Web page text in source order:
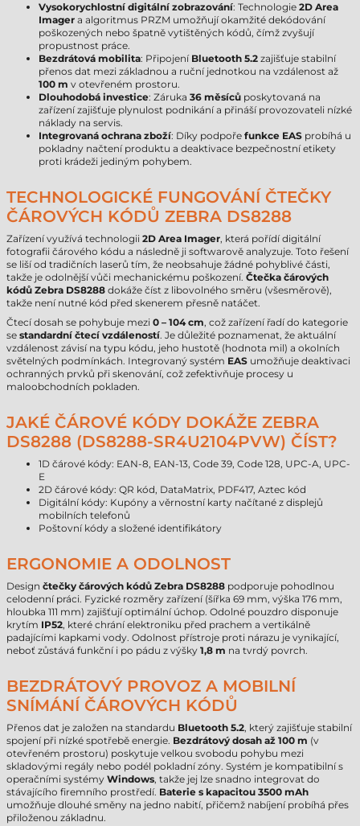
Vysokorychlostní digitální zobrazování: Technologie 2D Area
Imager a algoritmus PRZM umožňují okamžité dekódování
poškozených nebo špatně vytištěných kódů, čímž zvyšují
propustnost práce.
Bezdrátová mobilita: Připojení Bluetooth 5.2 zajišťuje stabilní
přenos dat mezi základnou a ruční jednotkou na vzdálenost až
100 m v otevřeném prostoru.
Dlouhodobá investice: Záruka 36 měsíců poskytovaná na
zařízení zajišťuje plynulost podnikání a přináší provozovateli nízké
náklady na servis.
Integrovaná ochrana zboží: Díky podpoře funkce EAS probíhá u
pokladny načtení produktu a deaktivace bezpečnostní etikety
proti krádeži jediným pohybem.
TECHNOLOGICKÉ FUNGOVÁNÍ ČTEČKY
ČÁROVÝCH KÓDŮ ZEBRA DS8288
Zařízení využívá technologii 2D Area Imager, která pořídí digitální
fotografii čárového kódu a následně ji softwarově analyzuje. Toto řešení
se liší od tradičních laserů tím, že neobsahuje žádné pohyblivé části,
takže je odolnější vůči mechanickému poškození. Čtečka čárových
kódů Zebra DS8288 dokáže číst z libovolného směru (všesměrově),
takže není nutné kód před skenerem přesně natáčet.
Čtecí dosah se pohybuje mezi 0 – 104 cm, což zařízení řadí do kategorie
se standardní čtecí vzdáleností. Je důležité poznamenat, že aktuální
vzdálenost závisí na typu kódu, jeho hustotě (hodnota mil) a okolních
světelných podmínkách. Integrovaný systém EAS umožňuje deaktivaci
ochranných prvků při skenování, což zefektivňuje procesy u
maloobchodních pokladen.
JAKÉ ČÁROVÉ KÓDY DOKÁŽE ZEBRA
DS8288 (DS8288-SR4U2104PVW) ČÍST?
1D čárové kódy: EAN-8, EAN-13, Code 39, Code 128, UPC-A, UPC-
E
2D čárové kódy: QR kód, DataMatrix, PDF417, Aztec kód
Digitální kódy: Kupóny a věrnostní karty načítané z displejů
mobilních telefonů
Poštovní kódy a složené identifikátory
ERGONOMIE A ODOLNOST
Design čtečky čárových kódů Zebra DS8288 podporuje pohodlnou
celodenní práci. Fyzické rozměry zařízení (šířka 69 mm, výška 176 mm,
hloubka 111 mm) zajišťují optimální úchop. Odolné pouzdro disponuje
krytím IP52, které chrání elektroniku před prachem a vertikálně
padajícími kapkami vody. Odolnost přístroje proti nárazu je vynikající,
neboť zůstává funkční i po pádu z výšky 1,8 m na tvrdý povrch.
BEZDRÁTOVÝ PROVOZ A MOBILNÍ
SNÍMÁNÍ ČÁROVÝCH KÓDŮ
Přenos dat je založen na standardu Bluetooth 5.2, který zajišťuje stabilní
spojení při nízké spotřebě energie. Bezdrátový dosah až 100 m (v
otevřeném prostoru) poskytuje velkou svobodu pohybu mezi
skladovými regály nebo podél pokladní zóny. Systém je kompatibilní s
operačními systémy Windows, takže jej lze snadno integrovat do
stávajícího firemního prostředí. Baterie s kapacitou 3500 mAh
umožňuje dlouhé směny na jedno nabití, přičemž nabíjení probíhá přes
přiloženou základnu.